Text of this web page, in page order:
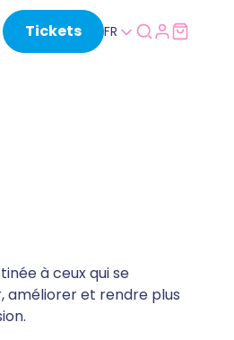
Tickets FR
à ceux qui se
améliorer et rendre plus